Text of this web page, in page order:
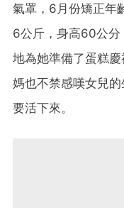
氣罩，6月份矯正年
6公斤，身高60公分
地為她準備了蛋糕
媽也不禁感嘆女兒
要活下來。